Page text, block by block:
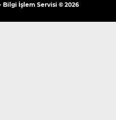
Bilgi İşlem Servisi © 2026